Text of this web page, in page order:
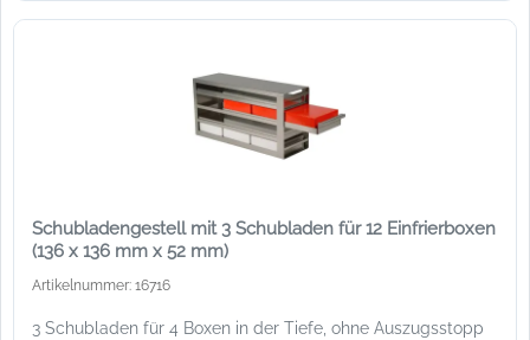
Schubladengestell mit 3 Schubladen für 12 Einfrierboxen
(136 x 136 mm x 52 mm)
Artikelnummer: 16716
3 Schubladen für 4 Boxen in der Tiefe, ohne Auszugsstopp